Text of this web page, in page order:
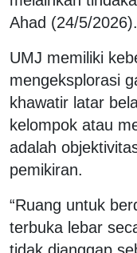
Ahad (24/5/2026).
UMJ memiliki
mengeksplorasi
khawatir latar
kelompok atau
adalah
pemikiran.
“Ruang untuk
terbuka lebar